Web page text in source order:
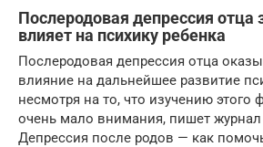
Послеродовая депрессия отца
влияет на психику ребенка
Послеродовая депрессия отца
влияние на дальнейшее развитие
несмотря на то, что изучению этого
очень мало внимания, пишет журнал
Депрессия после родов — как